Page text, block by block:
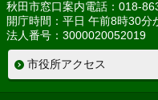
秋田市窓口案内電話：018-
開庁時間：平日 午前8時30分
法人番号：3000020052019
市役所アクセス